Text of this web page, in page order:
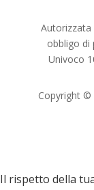
Autorizzata
obbligo di
Univoco
Copyright ©
Il rispetto della